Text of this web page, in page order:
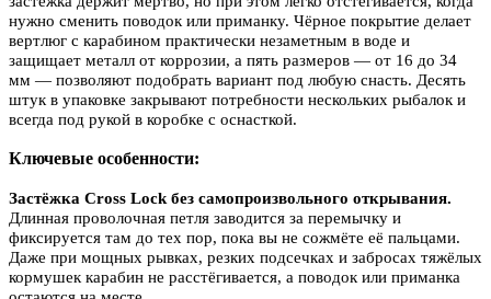
нужно сменить поводок или приманку. Чёрное покрытие делает
вертлюг с карабином практически незаметным в воде и
защищает металл от коррозии, а пять размеров — от 16 до 34
мм — позволяют подобрать вариант под любую снасть. Десять
штук в упаковке закрывают потребности нескольких рыбалок и
всегда под рукой в коробке с оснасткой.
Ключевые особенности:
Застёжка Cross Lock без самопроизвольного открывания.
Длинная проволочная петля заводится за перемычку и
фиксируется там до тех пор, пока вы не сожмёте её пальцами.
Даже при мощных рывках, резких подсечках и забросах тяжёлых
кормушек карабин не расстёгивается, а поводок или приманка